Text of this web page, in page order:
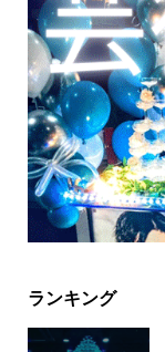
ランキング